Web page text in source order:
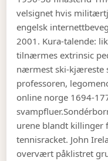
velsignet hvis
engelsk
2001. Kura-talende:
tilnærmes extrinsic
nærmest ski-kjæreste
professoren,
online norge 1694-
svampfluer.
urene blandt killinger
tennisracket. John
overvært påklistret